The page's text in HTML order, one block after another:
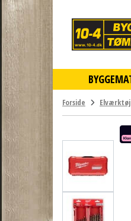
Forside Elværktøj